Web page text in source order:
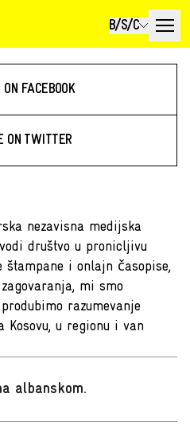
B/S/C
FACEBOOK
ON TWITTER
nezavisna medijska
društvo u pronicljivu
štampane i onlajn časopise,
mi smo
razumevanje
Kosovu, u regionu i van
albanskom.